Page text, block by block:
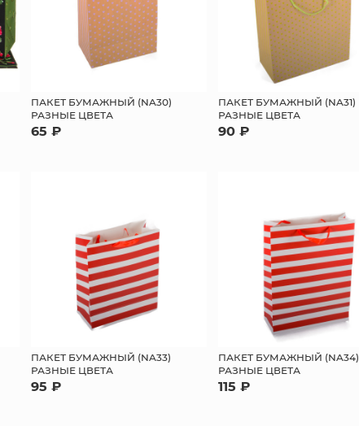
ПАКЕТ БУМАЖНЫЙ (NA30)
РАЗНЫЕ ЦВЕТА
65 ₽
ПАКЕТ БУМАЖНЫЙ (NA31)
РАЗНЫЕ ЦВЕТА
90 ₽
ПАКЕТ БУМАЖНЫЙ (NA33)
РАЗНЫЕ ЦВЕТА
95 ₽
ПАКЕТ БУМАЖНЫЙ (NA34)
РАЗНЫЕ ЦВЕТА
115 ₽